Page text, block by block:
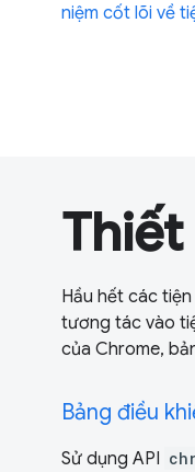
niệm cốt lõi về
Hầu hết các
tương tác vào
của Chrome,
Bảng điều
Sử dụng API